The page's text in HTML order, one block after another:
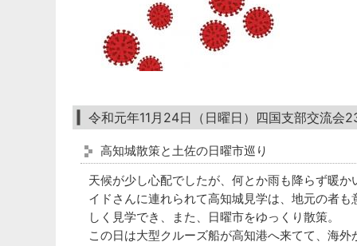
令和元年11月24日（日曜日）四国支部交流会
高知城散策と土佐の日曜市巡り
天候が少し心配でしたが、何とか雨も降らず暖
イドさんに連れられて高知城見学は、地元の者
しく見学でき、また、日曜市をゆっくり散策。
この日は大型クルーズ船が高知港へ来てて、海